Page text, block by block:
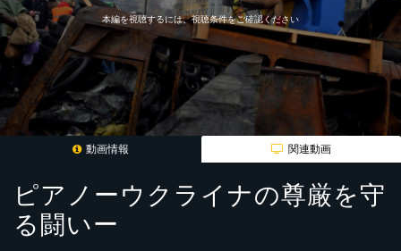
本編を視聴するには、視聴条件をご確認ください
動画情報 関連動画
ピアノーウクライナの尊厳を守
る闘いー